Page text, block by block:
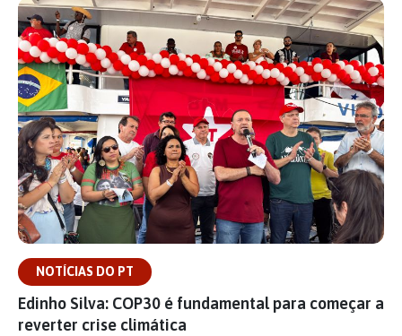
NOTÍCIAS DO PT
Edinho Silva: COP30 é fundamental para começar a
reverter crise climática